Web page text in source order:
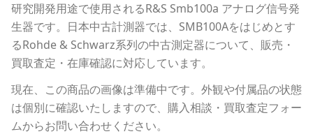
研究開発用途で使用されるR&S Smb100a アナログ信号発
生器です。 日本中古計測器では、 SMB100Aをはじめとす
るRohde & Schwarz系列の中古測定器について、販売・
買取査定・在庫確認に対応しています。
現在、この商品の画像は準備中です。外観や付属品の状態
は個別に確認いたしますので、購入相談・買取査定フォー
ムからお問い合わせください。